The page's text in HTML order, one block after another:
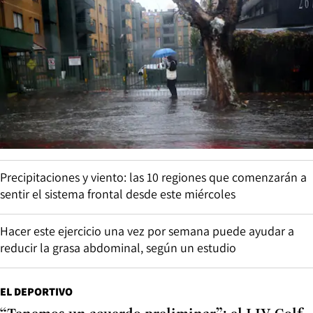
Precipitaciones y viento: las 10 regiones que comenzarán a
sentir el sistema frontal desde este miércoles
Hacer este ejercicio una vez por semana puede ayudar a
reducir la grasa abdominal, según un estudio
EL DEPORTIVO